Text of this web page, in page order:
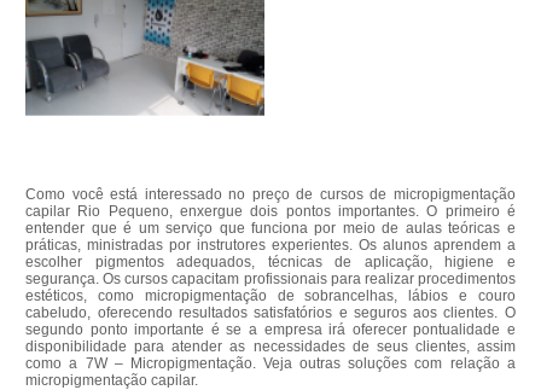
Como você está interessado no preço de cursos de micropigmentação
capilar Rio Pequeno, enxergue dois pontos importantes. O primeiro é
entender que é um serviço que funciona por meio de aulas teóricas e
práticas, ministradas por instrutores experientes. Os alunos aprendem a
escolher pigmentos adequados, técnicas de aplicação, higiene e
segurança. Os cursos capacitam profissionais para realizar procedimentos
estéticos, como micropigmentação de sobrancelhas, lábios e couro
cabeludo, oferecendo resultados satisfatórios e seguros aos clientes. O
segundo ponto importante é se a empresa irá oferecer pontualidade e
disponibilidade para atender as necessidades de seus clientes, assim
como a 7W – Micropigmentação. Veja outras soluções com relação a
micropigmentação capilar.